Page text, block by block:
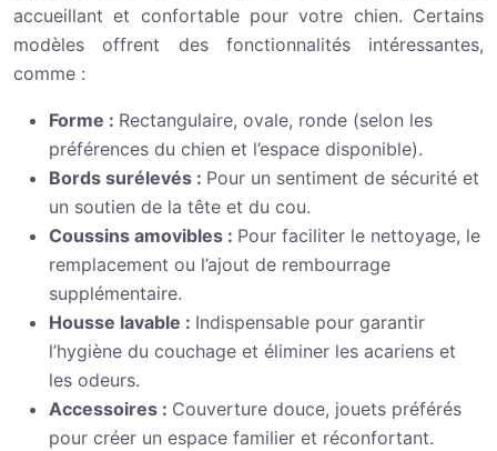
accueillant et confortable pour votre chien. Certains
modèles offrent des fonctionnalités intéressantes,
comme :
Forme : Rectangulaire, ovale, ronde (selon les
préférences du chien et l’espace disponible).
Bords surélevés : Pour un sentiment de sécurité et
un soutien de la tête et du cou.
Coussins amovibles : Pour faciliter le nettoyage, le
remplacement ou l’ajout de rembourrage
supplémentaire.
Housse lavable : Indispensable pour garantir
l’hygiène du couchage et éliminer les acariens et
les odeurs.
Accessoires : Couverture douce, jouets préférés
pour créer un espace familier et réconfortant.